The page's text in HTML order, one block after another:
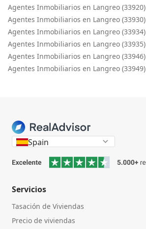
Agentes Inmobiliarios en Langreo (33920)
Agentes Inmobiliarios en Langreo (33930)
Agentes Inmobiliarios en Langreo (33934)
Agentes Inmobiliarios en Langreo (33935)
Agentes Inmobiliarios en Langreo (33946)
Agentes Inmobiliarios en Langreo (33949)
Spain
Servicios
Tasación de Viviendas
Precio de viviendas